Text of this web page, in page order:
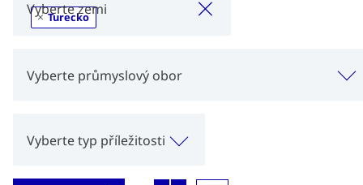
× Turecko
Vyberte zemi
Vyberte průmyslový obor
Vyberte typ příležitosti